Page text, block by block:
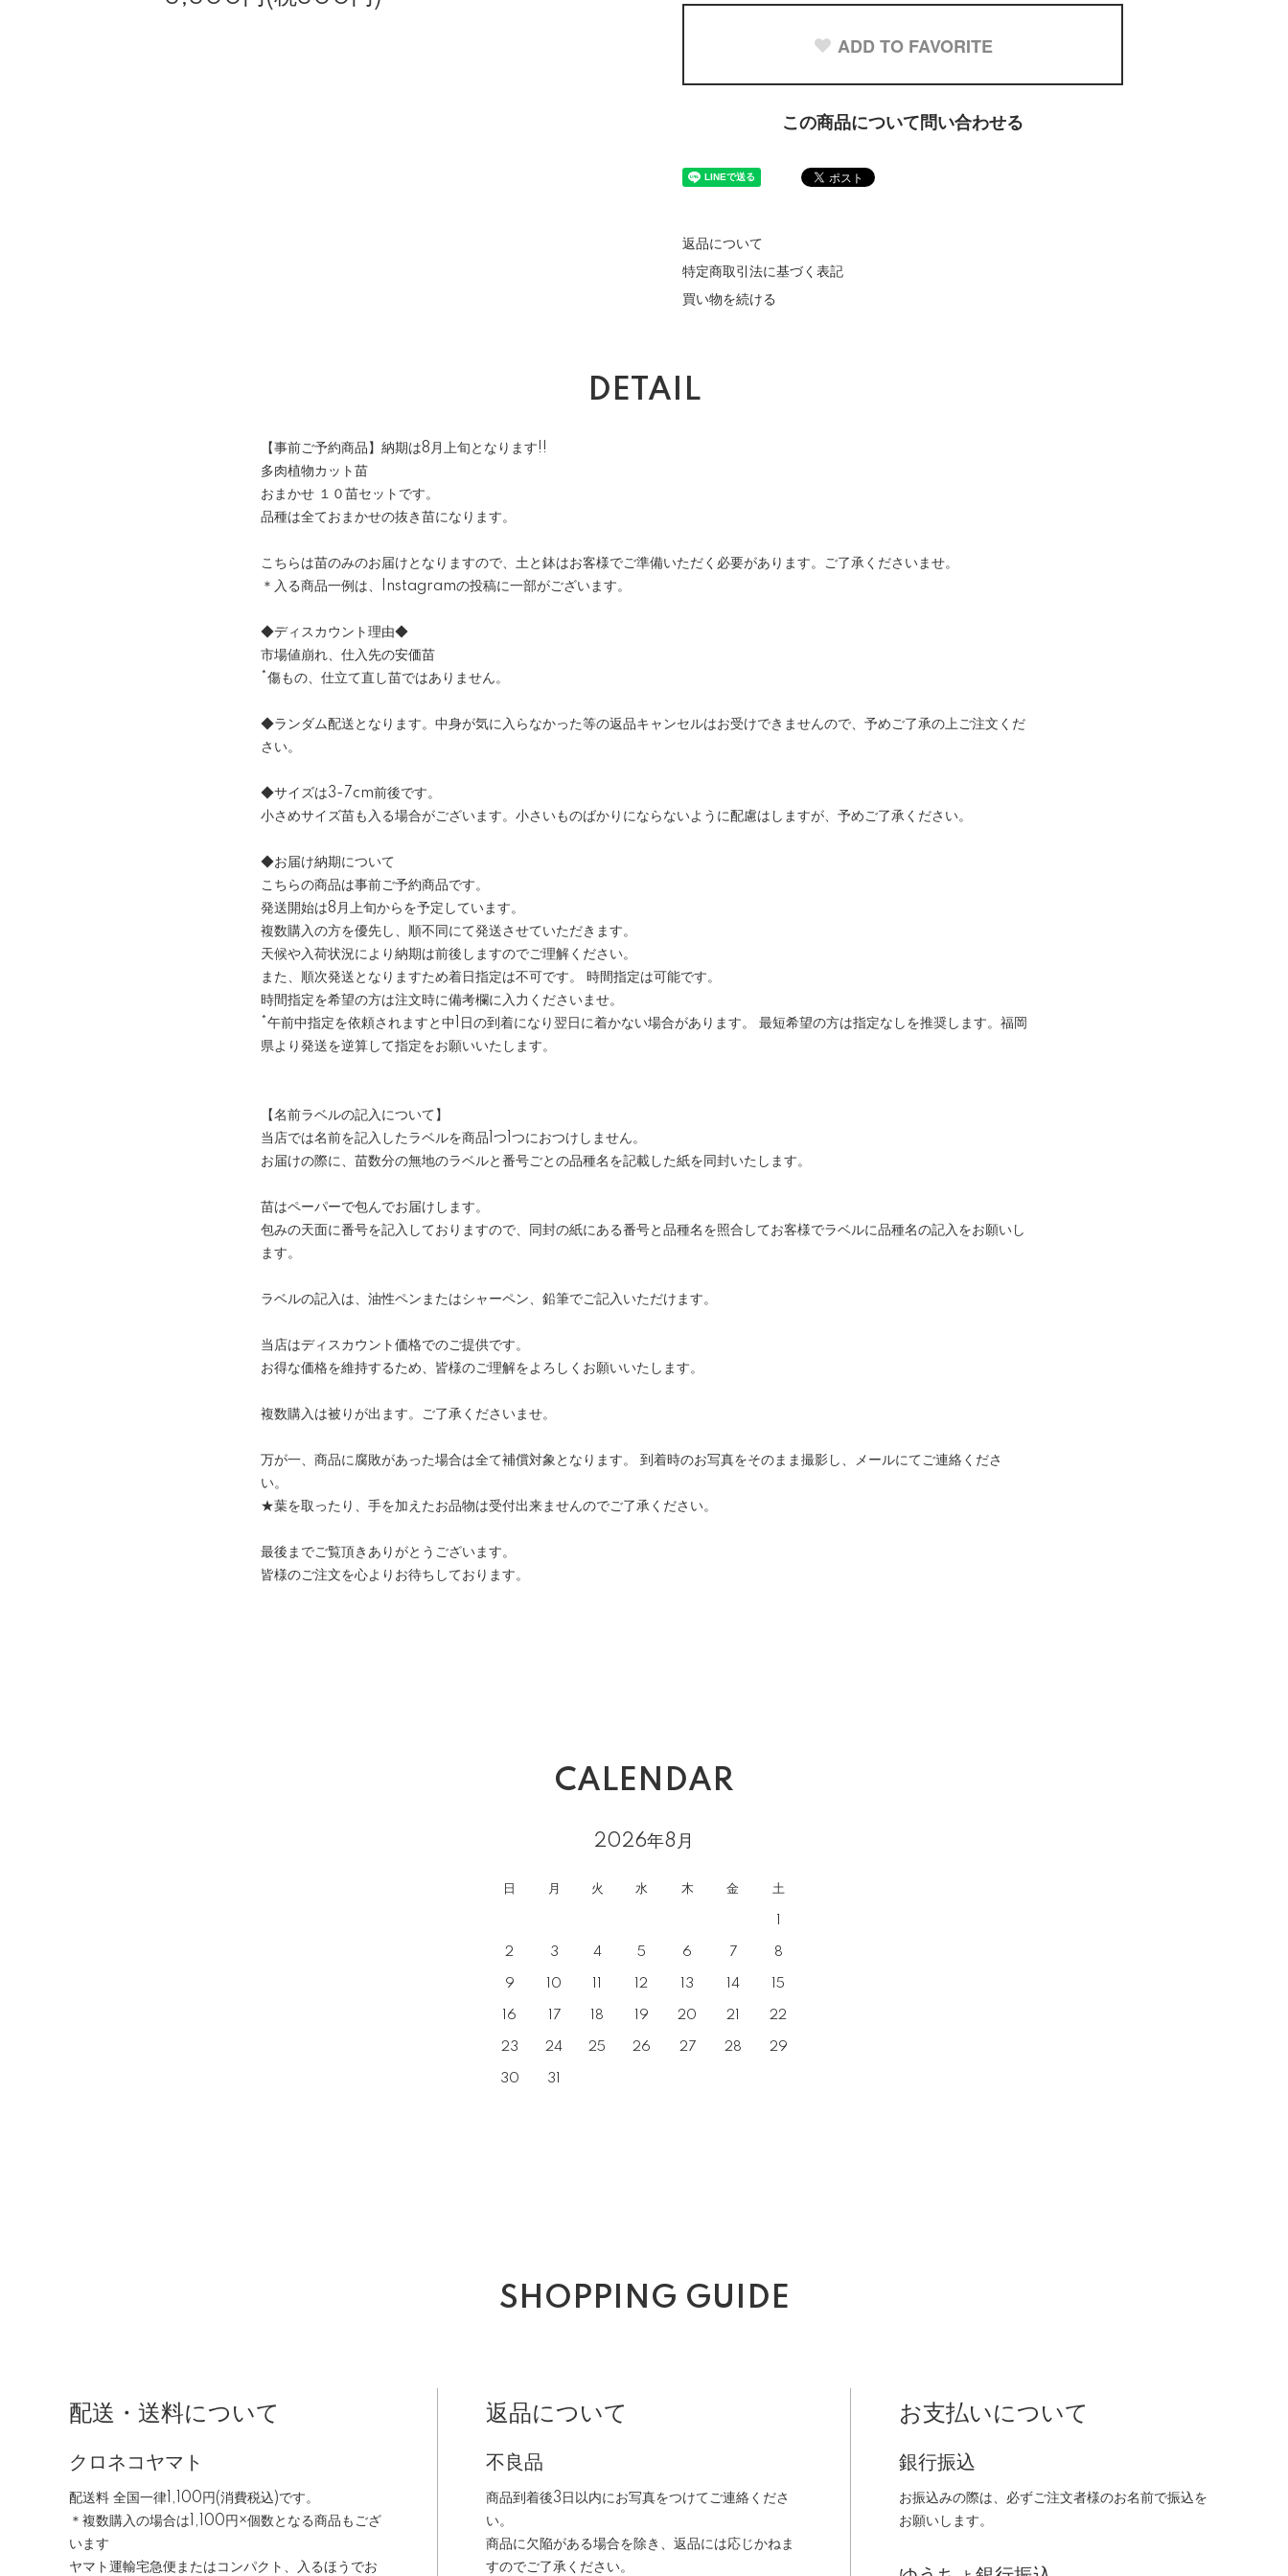
ADD TO FAVORITE
この商品について問い合わせる
返品について
特定商取引法に基づく表記
買い物を続ける
DETAIL
【事前ご予約商品】納期は8月上旬となります!!
多肉植物カット苗
おまかせ １０苗セットです。
品種は全ておまかせの抜き苗になります。
こちらは苗のみのお届けとなりますので、土と鉢はお客様でご準備いただく必要があります。ご了承くださいませ。
＊入る商品一例は、Instagramの投稿に一部がございます。
◆ディスカウント理由◆
市場値崩れ、仕入先の安価苗
*傷もの、仕立て直し苗ではありません。
◆ランダム配送となります。中身が気に入らなかった等の返品キャンセルはお受けできませんので、予めご了承の上ご注文くだ
さい。
◆サイズは3-7cm前後です。
小さめサイズ苗も入る場合がございます。小さいものばかりにならないように配慮はしますが、予めご了承ください。
◆お届け納期について
こちらの商品は事前ご予約商品です。
発送開始は8月上旬からを予定しています。
複数購入の方を優先し、順不同にて発送させていただきます。
天候や入荷状況により納期は前後しますのでご理解ください。
また、順次発送となりますため着日指定は不可です。 時間指定は可能です。
時間指定を希望の方は注文時に備考欄に入力くださいませ。
*午前中指定を依頼されますと中1日の到着になり翌日に着かない場合があります。 最短希望の方は指定なしを推奨します。福岡
県より発送を逆算して指定をお願いいたします。
【名前ラベルの記入について】
当店では名前を記入したラベルを商品1つ1つにおつけしません。
お届けの際に、苗数分の無地のラベルと番号ごとの品種名を記載した紙を同封いたします。
苗はペーパーで包んでお届けします。
包みの天面に番号を記入しておりますので、同封の紙にある番号と品種名を照合してお客様でラベルに品種名の記入をお願いし
ます。
ラベルの記入は、油性ペンまたはシャーペン、鉛筆でご記入いただけます。
当店はディスカウント価格でのご提供です。
お得な価格を維持するため、皆様のご理解をよろしくお願いいたします。
複数購入は被りが出ます。ご了承くださいませ。
万が一、商品に腐敗があった場合は全て補償対象となります。 到着時のお写真をそのまま撮影し、メールにてご連絡くださ
い。
★葉を取ったり、手を加えたお品物は受付出来ませんのでご了承ください。
最後までご覧頂きありがとうございます。
皆様のご注文を心よりお待ちしております。
CALENDAR
2026年8月
日 月 火 水 木 金 土
2 3 4 5 6 7 8
9 10 12 13 14 15
16 17 18 19 20 21 22
23 24 25 26 27 28 29
30 31
SHOPPING GUIDE
配送・送料について
クロネコヤマト
配送料 全国一律1,100円(消費税込)です。
＊複数購入の場合は1,100円×個数となる商品もござ
います
ヤマト運輸宅急便またはコンパクト、入るほうでお
返品について
不良品
商品到着後3日以内にお写真をつけてご連絡くださ
い。
商品に欠陥がある場合を除き、返品には応じかねま
すのでご了承ください。
お支払いについて
銀行振込
お振込みの際は、必ずご注文者様のお名前で振込を
お願いします。